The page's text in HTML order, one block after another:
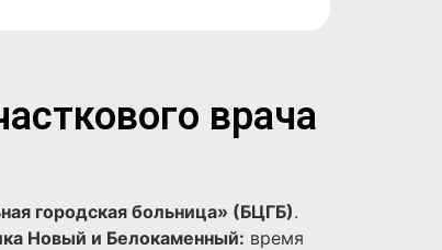
врача
городская больница» (БЦГБ).
Новый и Белокаменный: время